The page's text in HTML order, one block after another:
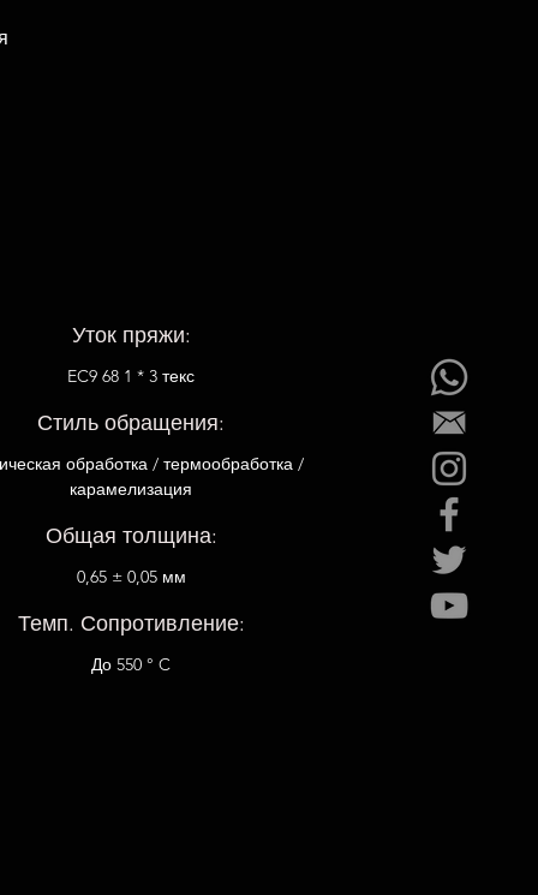
Уток пряжи:
EC9 68 1 * 3 текс
Стиль обращения:
обработка / термообработка /
карамелизация
Общая толщина:
0,65 ± 0,05 мм
Темп. Сопротивление:
До 550 ° C